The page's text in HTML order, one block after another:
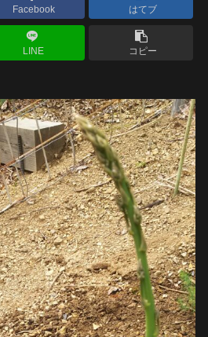
Facebook はてブ
LINE コピー